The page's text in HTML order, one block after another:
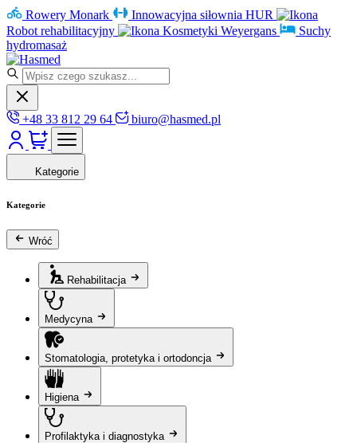
Rowery Monark
Innowacyjna siłownia HUR
Robot rehabilitacyjny
Kosmetyki Weyergans
Suchy
hydromasaż
+48 33 812 29 64 biuro@hasmed.pl
Kategorie
Kategorie
Wróć
Rehabilitacja
Medycyna
Stomatologia, protetyka i ortodoncja
Higiena
Profilaktyka i diagnostyka